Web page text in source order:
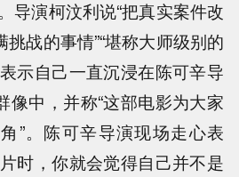
导演柯汶利说“把真实案件改
战的事情”“堪称大师级别的
示自己一直沉浸在陈可辛导
像中，并称“这部电影为大家
”。陈可辛导演现场走心表
时，你就会觉得自己并不是